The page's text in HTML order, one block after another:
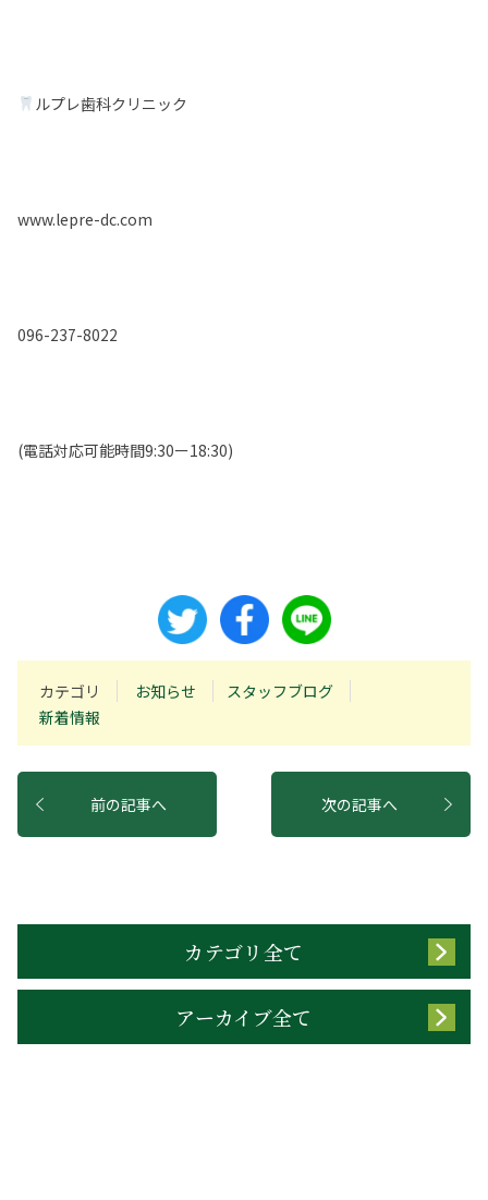
ルプレ歯科クリニック
www.lepre-dc.com
096-237-8022
(電話対応可能時間9:30ー18:30)
カテゴリ お知らせ
スタッフブログ
新着情報
前の記事へ 次の記事へ
カテゴリ全て
アーカイブ全て